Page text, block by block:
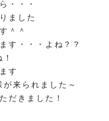
・・・
ました
＾＾
す・・・よね？？
す
来られました～
だきました！